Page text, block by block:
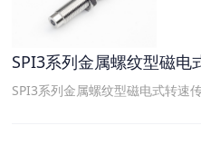
SPI3系列金属螺纹型磁电
SPI3系列金属螺纹型磁电式转速